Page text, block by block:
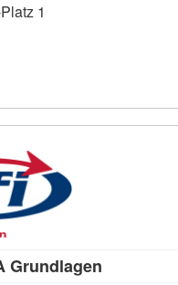
1
Grundlagen